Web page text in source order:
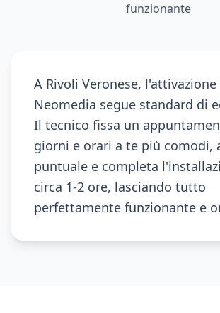
funzionante
A Rivoli Veronese, l'attivazione
Neomedia segue standard di
Il tecnico fissa un
giorni e orari a te più comodi,
puntuale e completa
circa 1-2 ore, lasciando tutto
perfettamente funzionante e